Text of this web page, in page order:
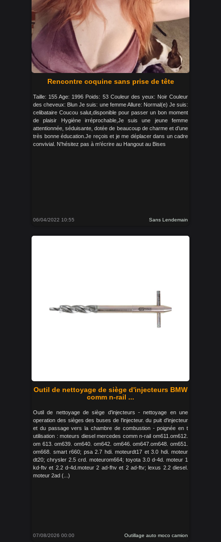
Rencontre coquine sans prise de tête
Taille: 155 Age: 1996 Poids: 53 Couleur des yeux: Noir Couleur
des cheveux: Blun Je suis: une femme Allure: Normal(e) Je suis:
celibataire Coucou salut,disponible pour passer un bon moment
de plaisir Hygiène irréprochable,Je suis une jeune femme
attentionnée, séduisante, dotée de beaucoup de charme et d’une
très bonne éducation.Je reçois et je me déplacer dans un cadre
convivial. N'hésitez pas à m'écrire au Hangout au Bises
06/04/2022 10:55 Sans Lendemain
Outil de nettoyage de siège d'injecteurs BMW
comm n-rail ...
Outil de nettoyage de siège d'injecteurs - nettoyage en une
operation des sièges des buses de l'injecteur. du puit d'injecteur
et du passage vers la chambre de combustion - poignée en t
utilisation : moteurs diesel mercedes comm n-rail om611.om612.
om 613. om639. om640. om642. om646. om647.om648. om651.
om668. smart r660; psa 2.7 hdi. moteurdt17 et 3.0 hdi. moteur
dt20; chrysler 2.5 crd. moteurom664; toyota 3.0 d-4d. moteur 1
kd-ftv et 2.2 d-4d.moteur 2 ad-fhv et 2 ad-ftv; lexus 2.2 diesel.
moteur 2ad (...)
07/08/2026 00:00 Outillage auto moco camion